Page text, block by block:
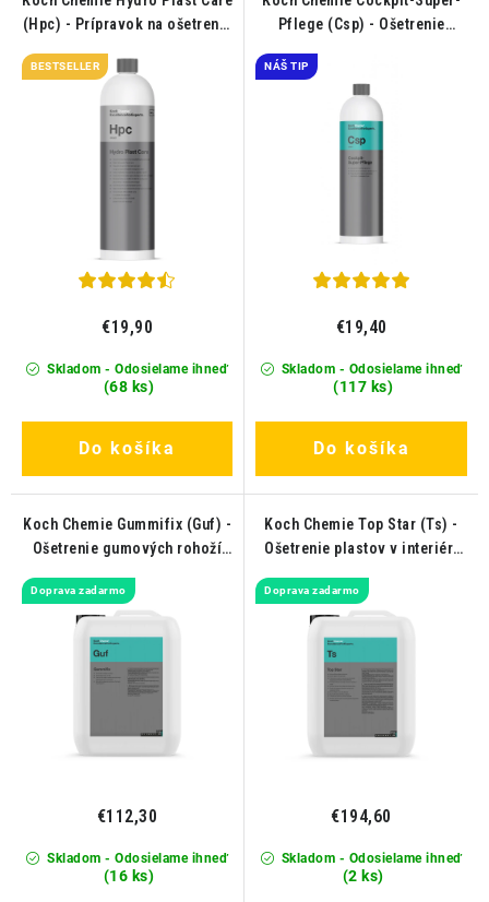
(Hpc) - Prípravok na ošetrenie
BESTSELLER
Skladom - Odosielame ihneď
(68 ks)
€19,90
Do košíka
Pflege (Csp) - Ošetrenie
NÁŠ TIP
Skladom - Odosielame ihneď
(117 ks)
€19,40
Do košíka
Koch Chemie Gummifix (Guf) -
Ošetrenie gumových rohoží
Doprava zadarmo
Skladom - Odosielame ihneď
(16 ks)
€112,30
Koch Chemie Top Star (Ts) -
Ošetrenie plastov v interiéri
Doprava zadarmo
Skladom - Odosielame ihneď
(2 ks)
€194,60